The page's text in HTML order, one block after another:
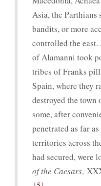
Asia, the Parthians
bandits, or more
controlled the
of Alamanni took
tribes of Franks
Spain, where they
destroyed the town
some, after
penetrated as far
territories across
had secured, were
of the Caesars,